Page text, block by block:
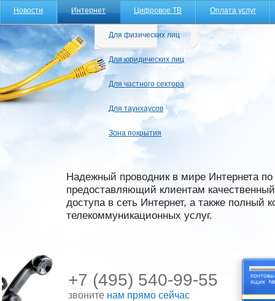
Новости Интернет
Для физических лиц
Для юридических лиц
Для частного сектора
Для таунхаусов
Зона покрытия
Цифровое ТВ Оплата услуг
Надежный проводник в мире Интернета
предоставляющий клиентам
доступа в сеть Интернет, а также полный
телекоммуникационных услуг.
+7 (495) 540-99-55
звоните нам прямо сейчас